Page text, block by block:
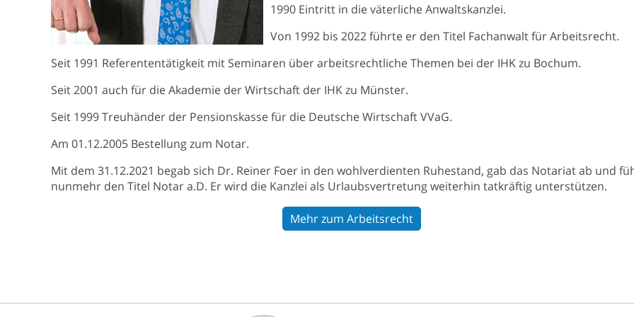
1990 Eintritt in die väterliche Anwaltskanzlei.
Von 1992 bis 2022 führte er den Titel Fachanwalt für Arbeitsrecht.
Seit 1991 Referententätigkeit mit Seminaren über arbeitsrechtliche Themen bei der IHK zu Bochum.
Seit 2001 auch für die Akademie der Wirtschaft der IHK zu Münster.
Seit 1999 Treuhänder der Pensionskasse für die Deutsche Wirtschaft VVaG.
Am 01.12.2005 Bestellung zum Notar.
Mit dem 31.12.2021 begab sich Dr. Reiner Foer in den wohlverdienten Ruhestand, gab das Notariat ab und
nunmehr den Titel Notar a.D. Er wird die Kanzlei als Urlaubsvertretung weiterhin tatkräftig unterstützen.
Mehr zum Arbeitsrecht